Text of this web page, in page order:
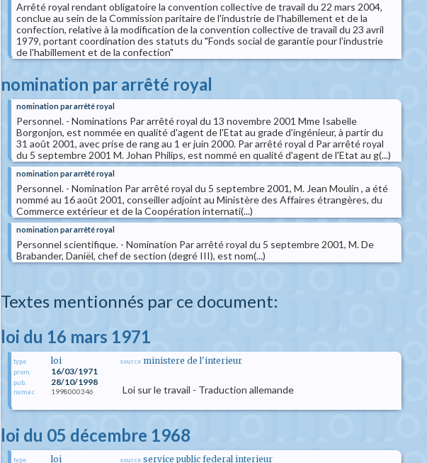
Arrêté royal rendant obligatoire la convention collective de travail du 22 mars 2004,
conclue au sein de la Commission paritaire de l'industrie de l'habillement et de la
confection, relative à la modification de la convention collective de travail du 23 avril
1979, portant coordination des statuts du "Fonds social de garantie pour l'industrie
de l'habillement et de la confection"
nomination par arrêté royal
nomination par arrêté royal
Personnel. - Nominations Par arrêté royal du 13 novembre 2001 Mme Isabelle
Borgonjon, est nommée en qualité d'agent de l'Etat au grade d'ingénieur, à partir du
31 août 2001, avec prise de rang au 1 er juin 2000. Par arrêté royal d Par arrêté royal
du 5 septembre 2001 M. Johan Philips, est nommé en qualité d'agent de l'Etat au g(...)
nomination par arrêté royal
Personnel. - Nomination Par arrêté royal du 5 septembre 2001, M. Jean Moulin , a été
nommé au 16 août 2001, conseiller adjoint au Ministère des Affaires étrangères, du
Commerce extérieur et de la Coopération internati(...)
nomination par arrêté royal
Personnel scientifique. - Nomination Par arrêté royal du 5 septembre 2001, M. De
Brabander, Daniël, chef de section (degré III), est nom(...)
Textes mentionnés par ce document:
loi du 16 mars 1971
type loi
prom. 16/03/1971
pub. 28/10/1998
numac 1998000346
source ministere de l'interieur
Loi sur le travail - Traduction allemande
loi du 05 décembre 1968
type loi source service public federal interieur